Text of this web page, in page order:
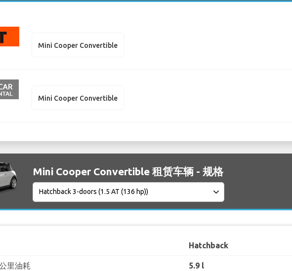
Mini Cooper Convertible
Mini Cooper Convertible
Mini Cooper Convertible 租赁车辆 - 规格
Hatchback
里油耗 5.9 l